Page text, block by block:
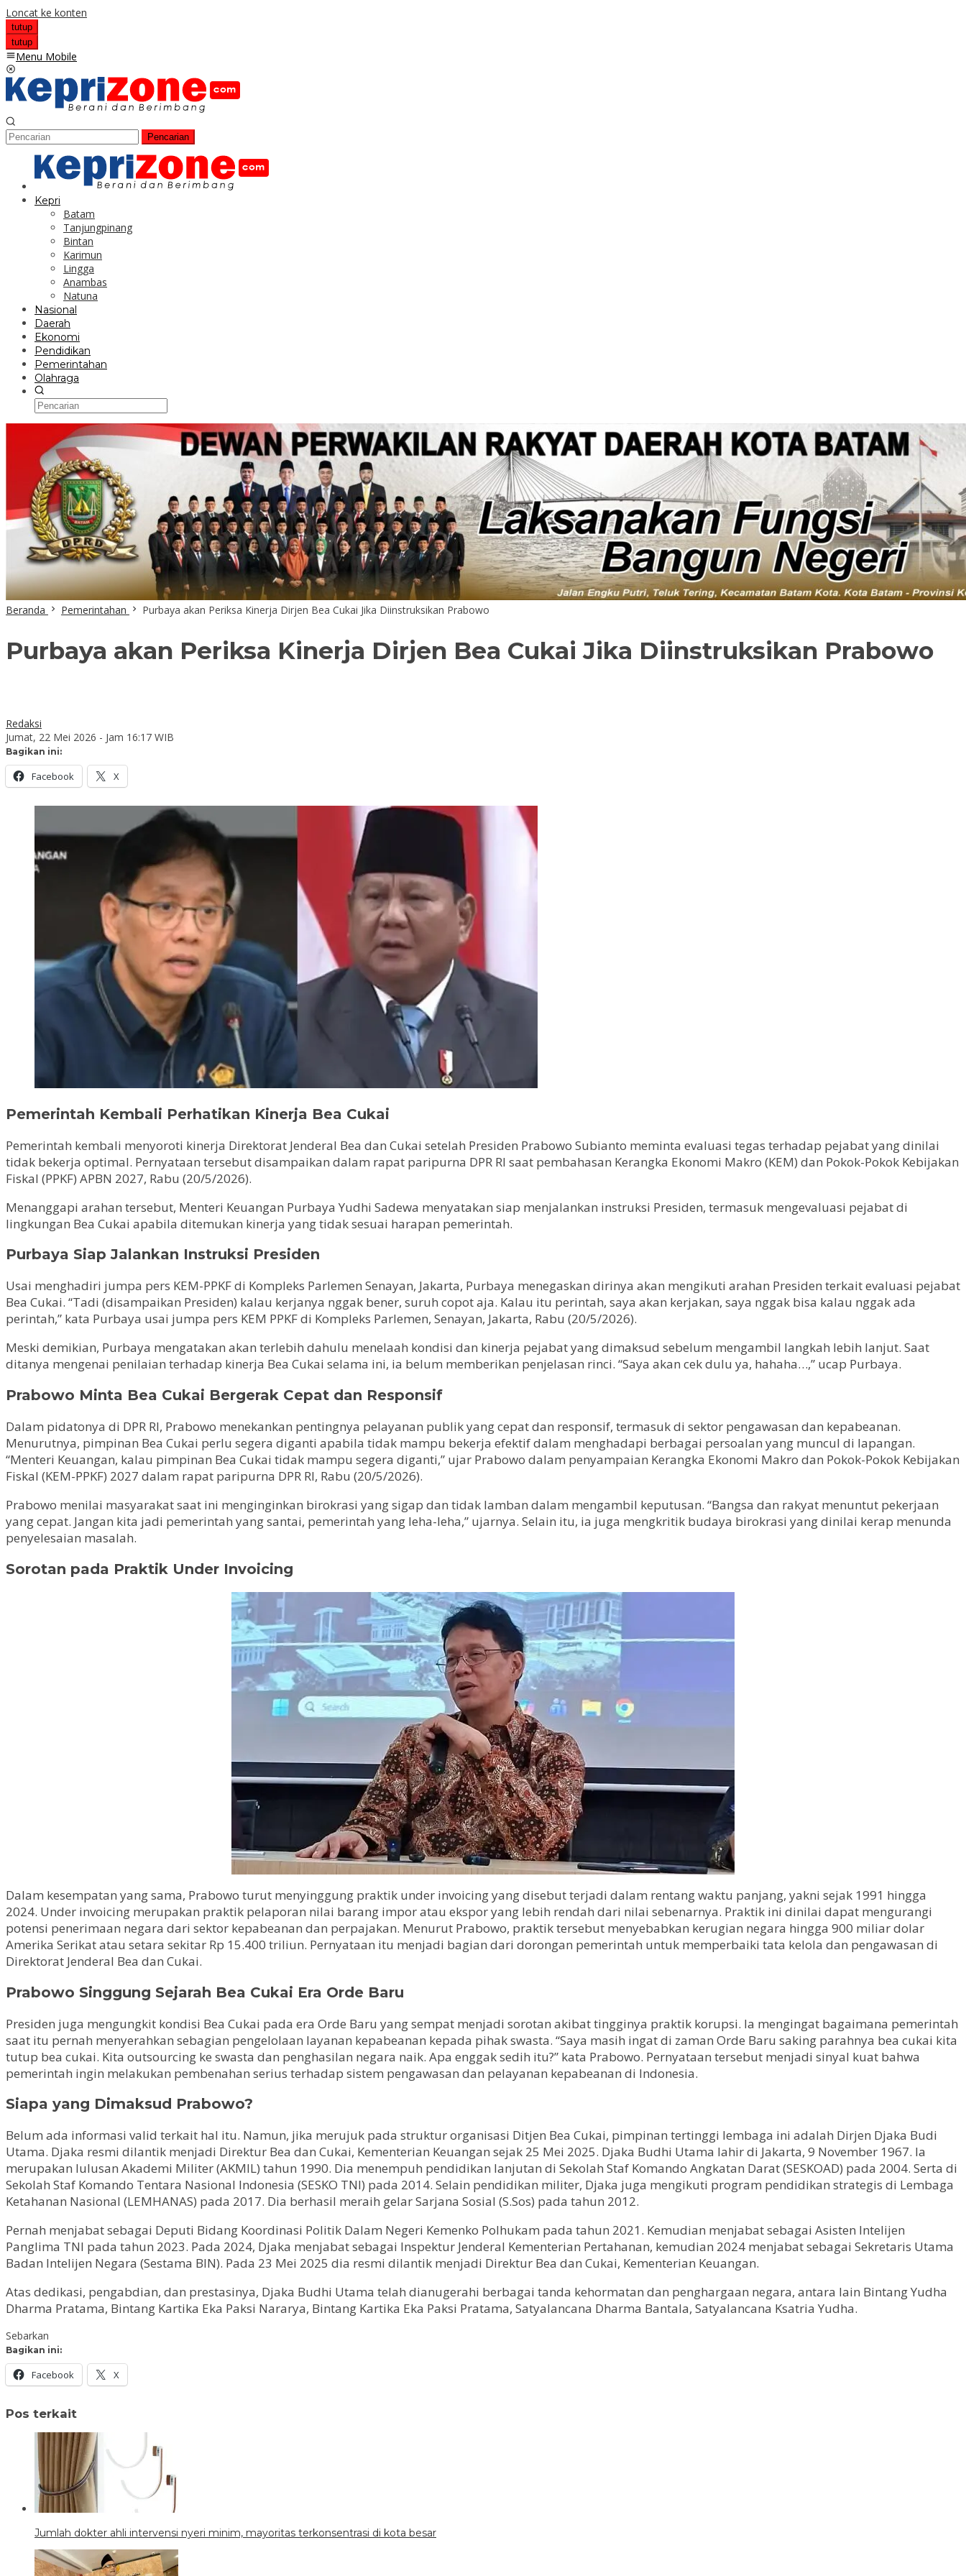
Loncat ke konten
tutup
tutup
Menu Mobile
Pencarian
Kepri
Batam
Tanjungpinang
Bintan
Karimun
Lingga
Anambas
Natuna
Nasional
Daerah
Ekonomi
Pendidikan
Pemerintahan
Olahraga
Beranda Pemerintahan Purbaya akan Periksa Kinerja Dirjen Bea Cukai Jika Diinstruksikan Prabowo
Purbaya akan Periksa Kinerja Dirjen Bea Cukai Jika Diinstruksikan Prabowo
Redaksi
Jumat, 22 Mei 2026 - Jam 16:17 WIB
Bagikan ini:
Facebook X
Pemerintah Kembali Perhatikan Kinerja Bea Cukai
Pemerintah kembali menyoroti kinerja Direktorat Jenderal Bea dan Cukai setelah Presiden Prabowo Subianto meminta evaluasi tegas terhadap pejabat yang dinilai
tidak bekerja optimal. Pernyataan tersebut disampaikan dalam rapat paripurna DPR RI saat pembahasan Kerangka Ekonomi Makro (KEM) dan Pokok-Pokok Kebijakan
Fiskal (PPKF) APBN 2027, Rabu (20/5/2026).
Menanggapi arahan tersebut, Menteri Keuangan Purbaya Yudhi Sadewa menyatakan siap menjalankan instruksi Presiden, termasuk mengevaluasi pejabat di
lingkungan Bea Cukai apabila ditemukan kinerja yang tidak sesuai harapan pemerintah.
Purbaya Siap Jalankan Instruksi Presiden
Usai menghadiri jumpa pers KEM-PPKF di Kompleks Parlemen Senayan, Jakarta, Purbaya menegaskan dirinya akan mengikuti arahan Presiden terkait evaluasi pejabat
Bea Cukai. “Tadi (disampaikan Presiden) kalau kerjanya nggak bener, suruh copot aja. Kalau itu perintah, saya akan kerjakan, saya nggak bisa kalau nggak ada
perintah,” kata Purbaya usai jumpa pers KEM PPKF di Kompleks Parlemen, Senayan, Jakarta, Rabu (20/5/2026).
Meski demikian, Purbaya mengatakan akan terlebih dahulu menelaah kondisi dan kinerja pejabat yang dimaksud sebelum mengambil langkah lebih lanjut. Saat
ditanya mengenai penilaian terhadap kinerja Bea Cukai selama ini, ia belum memberikan penjelasan rinci. “Saya akan cek dulu ya, hahaha…,” ucap Purbaya.
Prabowo Minta Bea Cukai Bergerak Cepat dan Responsif
Dalam pidatonya di DPR RI, Prabowo menekankan pentingnya pelayanan publik yang cepat dan responsif, termasuk di sektor pengawasan dan kepabeanan.
Menurutnya, pimpinan Bea Cukai perlu segera diganti apabila tidak mampu bekerja efektif dalam menghadapi berbagai persoalan yang muncul di lapangan.
“Menteri Keuangan, kalau pimpinan Bea Cukai tidak mampu segera diganti,” ujar Prabowo dalam penyampaian Kerangka Ekonomi Makro dan Pokok-Pokok Kebijakan
Fiskal (KEM-PPKF) 2027 dalam rapat paripurna DPR RI, Rabu (20/5/2026).
Prabowo menilai masyarakat saat ini menginginkan birokrasi yang sigap dan tidak lamban dalam mengambil keputusan. “Bangsa dan rakyat menuntut pekerjaan
yang cepat. Jangan kita jadi pemerintah yang santai, pemerintah yang leha-leha,” ujarnya. Selain itu, ia juga mengkritik budaya birokrasi yang dinilai kerap menunda
penyelesaian masalah.
Sorotan pada Praktik Under Invoicing
Dalam kesempatan yang sama, Prabowo turut menyinggung praktik under invoicing yang disebut terjadi dalam rentang waktu panjang, yakni sejak 1991 hingga
2024. Under invoicing merupakan praktik pelaporan nilai barang impor atau ekspor yang lebih rendah dari nilai sebenarnya. Praktik ini dinilai dapat mengurangi
potensi penerimaan negara dari sektor kepabeanan dan perpajakan. Menurut Prabowo, praktik tersebut menyebabkan kerugian negara hingga 900 miliar dolar
Amerika Serikat atau setara sekitar Rp 15.400 triliun. Pernyataan itu menjadi bagian dari dorongan pemerintah untuk memperbaiki tata kelola dan pengawasan di
Direktorat Jenderal Bea dan Cukai.
Prabowo Singgung Sejarah Bea Cukai Era Orde Baru
Presiden juga mengungkit kondisi Bea Cukai pada era Orde Baru yang sempat menjadi sorotan akibat tingginya praktik korupsi. Ia mengingat bagaimana pemerintah
saat itu pernah menyerahkan sebagian pengelolaan layanan kepabeanan kepada pihak swasta. “Saya masih ingat di zaman Orde Baru saking parahnya bea cukai kita
tutup bea cukai. Kita outsourcing ke swasta dan penghasilan negara naik. Apa enggak sedih itu?” kata Prabowo. Pernyataan tersebut menjadi sinyal kuat bahwa
pemerintah ingin melakukan pembenahan serius terhadap sistem pengawasan dan pelayanan kepabeanan di Indonesia.
Siapa yang Dimaksud Prabowo?
Belum ada informasi valid terkait hal itu. Namun, jika merujuk pada struktur organisasi Ditjen Bea Cukai, pimpinan tertinggi lembaga ini adalah Dirjen Djaka Budi
Utama. Djaka resmi dilantik menjadi Direktur Bea dan Cukai, Kementerian Keuangan sejak 25 Mei 2025. Djaka Budhi Utama lahir di Jakarta, 9 November 1967. Ia
merupakan lulusan Akademi Militer (AKMIL) tahun 1990. Dia menempuh pendidikan lanjutan di Sekolah Staf Komando Angkatan Darat (SESKOAD) pada 2004. Serta di
Sekolah Staf Komando Tentara Nasional Indonesia (SESKO TNI) pada 2014. Selain pendidikan militer, Djaka juga mengikuti program pendidikan strategis di Lembaga
Ketahanan Nasional (LEMHANAS) pada 2017. Dia berhasil meraih gelar Sarjana Sosial (S.Sos) pada tahun 2012.
Pernah menjabat sebagai Deputi Bidang Koordinasi Politik Dalam Negeri Kemenko Polhukam pada tahun 2021. Kemudian menjabat sebagai Asisten Intelijen
Panglima TNI pada tahun 2023. Pada 2024, Djaka menjabat sebagai Inspektur Jenderal Kementerian Pertahanan, kemudian 2024 menjabat sebagai Sekretaris Utama
Badan Intelijen Negara (Sestama BIN). Pada 23 Mei 2025 dia resmi dilantik menjadi Direktur Bea dan Cukai, Kementerian Keuangan.
Atas dedikasi, pengabdian, dan prestasinya, Djaka Budhi Utama telah dianugerahi berbagai tanda kehormatan dan penghargaan negara, antara lain Bintang Yudha
Dharma Pratama, Bintang Kartika Eka Paksi Nararya, Bintang Kartika Eka Paksi Pratama, Satyalancana Dharma Bantala, Satyalancana Ksatria Yudha.
Sebarkan
Bagikan ini:
Facebook X
Pos terkait
Jumlah dokter ahli intervensi nyeri minim, mayoritas terkonsentrasi di kota besar